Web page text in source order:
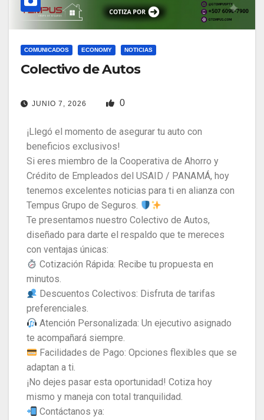
COMUNICADOS ECONOMY NOTICIAS
Colectivo de Autos
JUNIO 7, 2026 0
¡Llegó el momento de asegurar tu auto con
beneficios exclusivos!
​Si eres miembro de la Cooperativa de Ahorro y
Crédito de Empleados del USAID / PANAMÁ, hoy
tenemos excelentes noticias para ti en alianza con
Tempus Grupo de Seguros.
​Te presentamos nuestro Colectivo de Autos,
diseñado para darte el respaldo que te mereces
con ventajas únicas:
Cotización Rápida: Recibe tu propuesta en
minutos.
Descuentos Colectivos: Disfruta de tarifas
preferenciales.
Atención Personalizada: Un ejecutivo asignado
te acompañará siempre.
Facilidades de Pago: Opciones flexibles que se
adaptan a ti.
​¡No dejes pasar esta oportunidad! Cotiza hoy
mismo y maneja con total tranquilidad.
Contáctanos ya: